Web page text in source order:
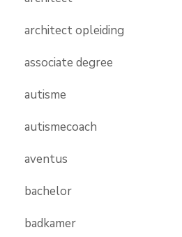
architect opleiding
associate degree
autisme
autismecoach
aventus
bachelor
badkamer